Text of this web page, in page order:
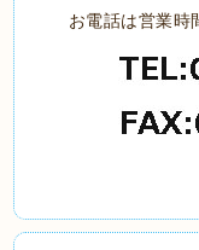
お電話は営業時